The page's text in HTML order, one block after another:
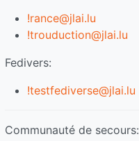
!rance@jlai.lu
!trouduction@jlai.lu
Fedivers:
!testfediverse@jlai.lu
Communauté de secours: